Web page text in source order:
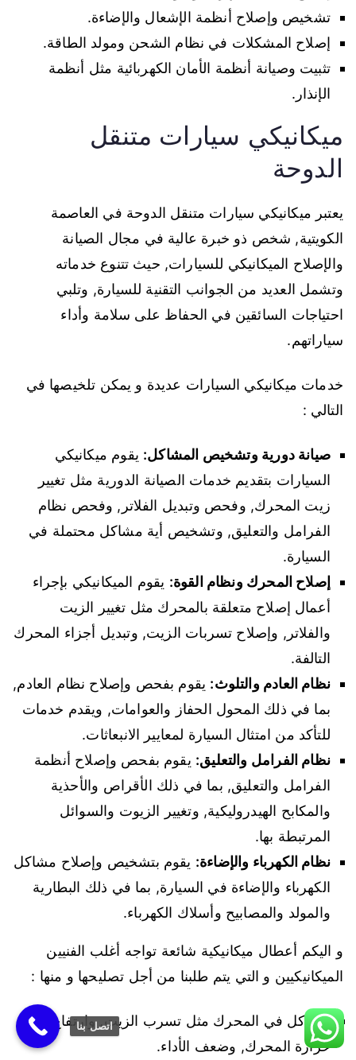
تشخيص وإصلاح أنظمة الإشعال والإضاءة.
إصلاح المشكلات في نظام الشحن ومولد الطاقة.
تثبيت وصيانة أنظمة الأمان الكهربائية مثل أنظمة
الإنذار.
ميكانيكي سيارات متنقل
الدوحة
يعتبر ميكانيكي سيارات متنقل الدوحة في العاصمة
الكويتية, شخص ذو خبرة عالية في مجال الصيانة
والإصلاح الميكانيكي للسيارات, حيث تتنوع خدماته
وتشمل العديد من الجوانب التقنية للسيارة, وتلبي
احتياجات السائقين في الحفاظ على سلامة وأداء
سياراتهم.
خدمات ميكانيكي السيارات عديدة و يمكن تلخيصها في
التالي :
صيانة دورية وتشخيص المشاكل: يقوم ميكانيكي
السيارات بتقديم خدمات الصيانة الدورية مثل تغيير
زيت المحرك, وفحص وتبديل الفلاتر, وفحص نظام
الفرامل والتعليق, وتشخيص أية مشاكل محتملة في
السيارة.
إصلاح المحرك ونظام القوة: يقوم الميكانيكي بإجراء
أعمال إصلاح متعلقة بالمحرك مثل تغيير الزيت
والفلاتر, وإصلاح تسربات الزيت, وتبديل أجزاء المحرك
التالفة.
نظام العادم والتلوث: يقوم بفحص وإصلاح نظام العادم,
بما في ذلك المحول الحفاز والعوامات, ويقدم خدمات
للتأكد من امتثال السيارة لمعايير الانبعاثات.
نظام الفرامل والتعليق: يقوم بفحص وإصلاح أنظمة
الفرامل والتعليق, بما في ذلك الأقراص والأحذية
والمكابح الهيدروليكية, وتغيير الزيوت والسوائل
المرتبطة بها.
نظام الكهرباء والإضاءة: يقوم بتشخيص وإصلاح مشاكل
الكهرباء والإضاءة في السيارة, بما في ذلك البطارية
والمولد والمصابيح وأسلاك الكهرباء.
و اليكم أعطال ميكانيكية شائعة تواجه أغلب الفنيين
الميكانيكيين و التي يتم طلبنا من أجل تصليحها و منها :
مشاكل في المحرك مثل تسرب الزيت, وارتفاع درجة
حرارة المحرك, وضعف الأداء.
اتصل بنا